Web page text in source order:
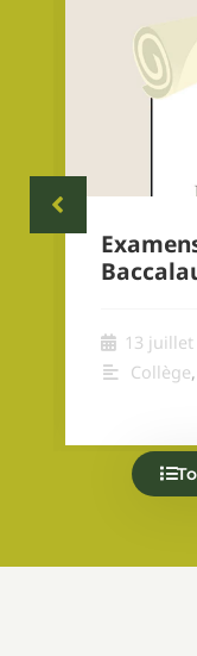
13 juillet
Collège,